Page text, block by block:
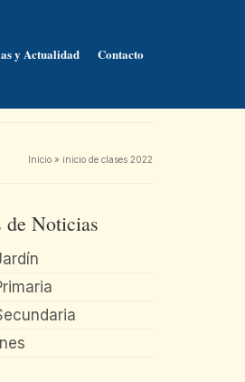
y Actualidad Contacto
Inicio » inicio de clases 2022
de Noticias